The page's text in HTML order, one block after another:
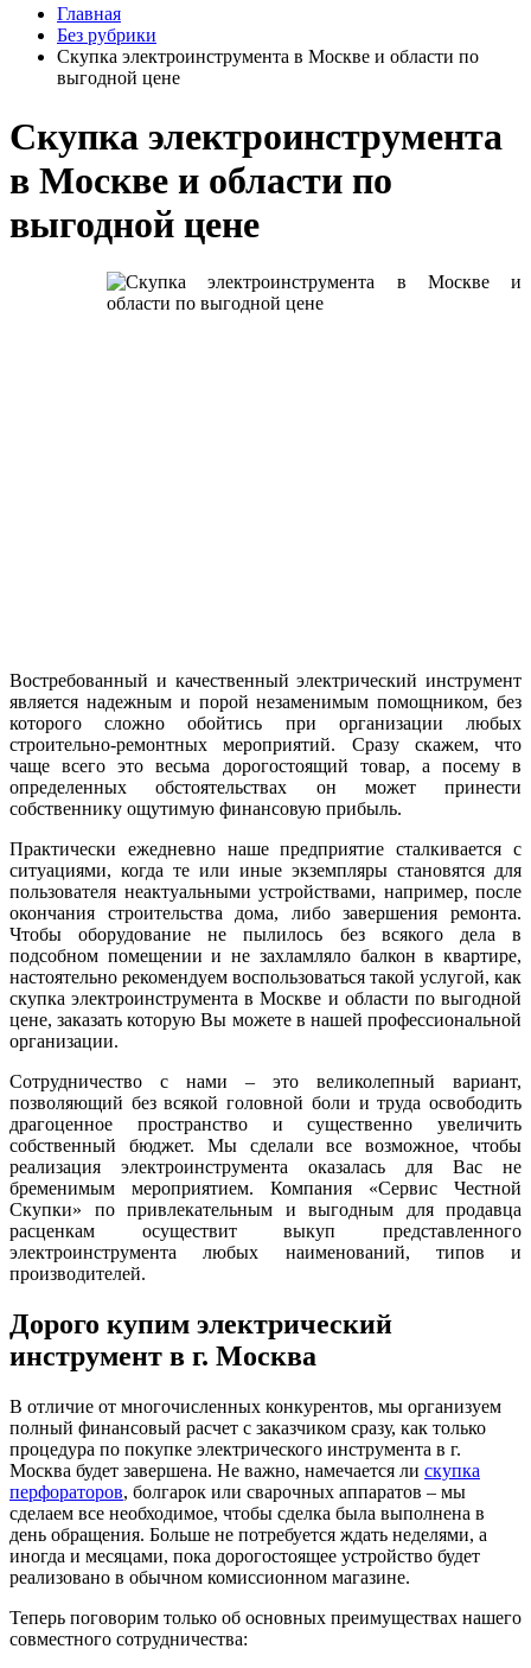
Главная
Без рубрики
Скупка электроинструмента в Москве и области по
выгодной цене
Скупка электроинструмента
в Москве и области по
выгодной цене
Востребованный и качественный электрический инструмент
является надежным и порой незаменимым помощником, без
которого сложно обойтись при организации любых
строительно-ремонтных мероприятий. Сразу скажем, что
чаще всего это весьма дорогостоящий товар, а посему в
определенных обстоятельствах он может принести
собственнику ощутимую финансовую прибыль.
Практически ежедневно наше предприятие сталкивается с
ситуациями, когда те или иные экземпляры становятся для
пользователя неактуальными устройствами, например, после
окончания строительства дома, либо завершения ремонта.
Чтобы оборудование не пылилось без всякого дела в
подсобном помещении и не захламляло балкон в квартире,
настоятельно рекомендуем воспользоваться такой услугой, как
скупка электроинструмента в Москве и области по выгодной
цене, заказать которую Вы можете в нашей профессиональной
организации.
Сотрудничество с нами – это великолепный вариант,
позволяющий без всякой головной боли и труда освободить
драгоценное пространство и существенно увеличить
собственный бюджет. Мы сделали все возможное, чтобы
реализация электроинструмента оказалась для Вас не
бременимым мероприятием. Компания «Сервис Честной
Скупки» по привлекательным и выгодным для продавца
расценкам осуществит выкуп представленного
электроинструмента любых наименований, типов и
производителей.
Дорого купим электрический
инструмент в г. Москва
В отличие от многочисленных конкурентов, мы организуем
полный финансовый расчет с заказчиком сразу, как только
процедура по покупке электрического инструмента в г.
Москва будет завершена. Не важно, намечается ли скупка
перфораторов, болгарок или сварочных аппаратов – мы
сделаем все необходимое, чтобы сделка была выполнена в
день обращения. Больше не потребуется ждать неделями, а
иногда и месяцами, пока дорогостоящее устройство будет
реализовано в обычном комиссионном магазине.
Теперь поговорим только об основных преимуществах нашего
совместного сотрудничества: